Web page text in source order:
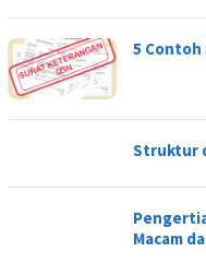
5
Struktur
Macam